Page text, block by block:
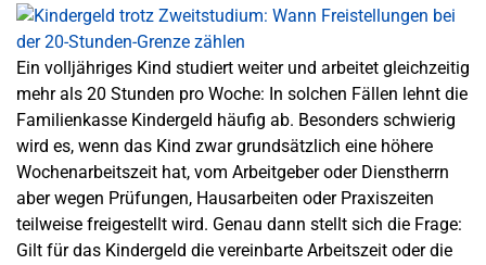
Ein volljähriges Kind studiert weiter und arbeitet gleichzeitig
mehr als 20 Stunden pro Woche: In solchen Fällen lehnt die
Familienkasse Kindergeld häufig ab. Besonders schwierig
wird es, wenn das Kind zwar grundsätzlich eine höhere
Wochenarbeitszeit hat, vom Arbeitgeber oder Dienstherrn
aber wegen Prüfungen, Hausarbeiten oder Praxiszeiten
teilweise freigestellt wird. Genau dann stellt sich die Frage:
Gilt für das Kindergeld die vereinbarte Arbeitszeit oder die